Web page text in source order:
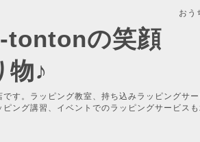
お
tontonの笑顔
物♪
す。ラッピング教室、持ち込みラッピングサ
ング講習、イベントでのラッピングサービスも